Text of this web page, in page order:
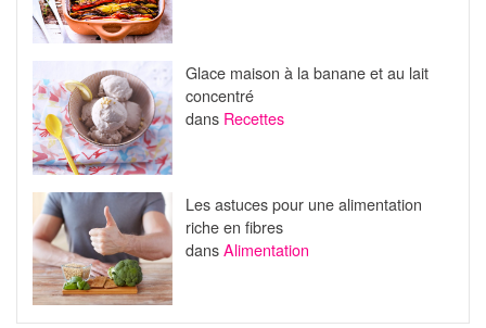
Glace maison à la banane et au lait
concentré
dans Recettes
Les astuces pour une alimentation
riche en fibres
dansAlimentation